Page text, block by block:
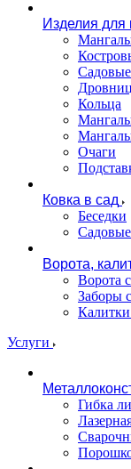
Изделия для
Кольца
Очаги
Ковка в сад
Беседки
Ворота,
Ворота
Заборы
Калитки
Услуги
Гибка